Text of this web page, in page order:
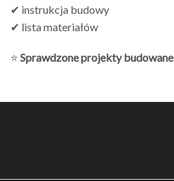
✔ instrukcja budowy
✔ lista materiałów
⭐ Sprawdzone projekty